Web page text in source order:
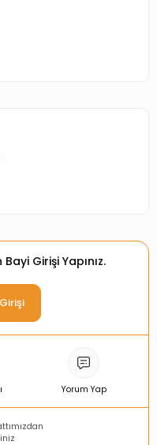
Girişi Yapınız.
Yorum Yap